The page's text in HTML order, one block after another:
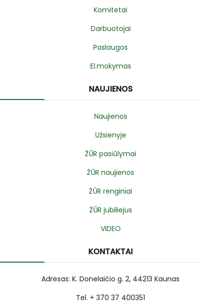
Komitetai
Darbuotojai
Paslaugos
El.mokymas
NAUJIENOS
Naujienos
Užsienyje
ŽŪR pasiūlymai
ŽŪR naujienos
ŽŪR renginiai
ŽŪR jubiliejus
VIDEO
KONTAKTAI
Adresas: K. Donelaičio g. 2, 44213 Kaunas
Tel. + 370 37 400351